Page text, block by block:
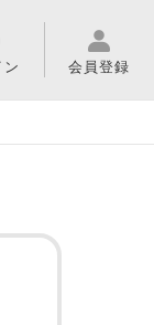
ン 会員登録